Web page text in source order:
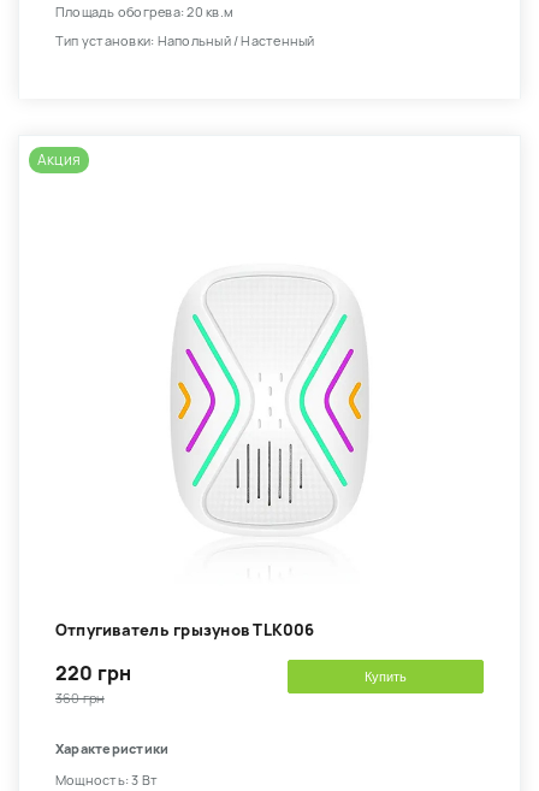
Площадь обогрева: 20 кв.м
Тип установки: Напольный / Настенный
Акция
Отпугиватель грызунов TLK006
220 грн
360 грн
Купить
Характеристики
Мощность: 3 Вт